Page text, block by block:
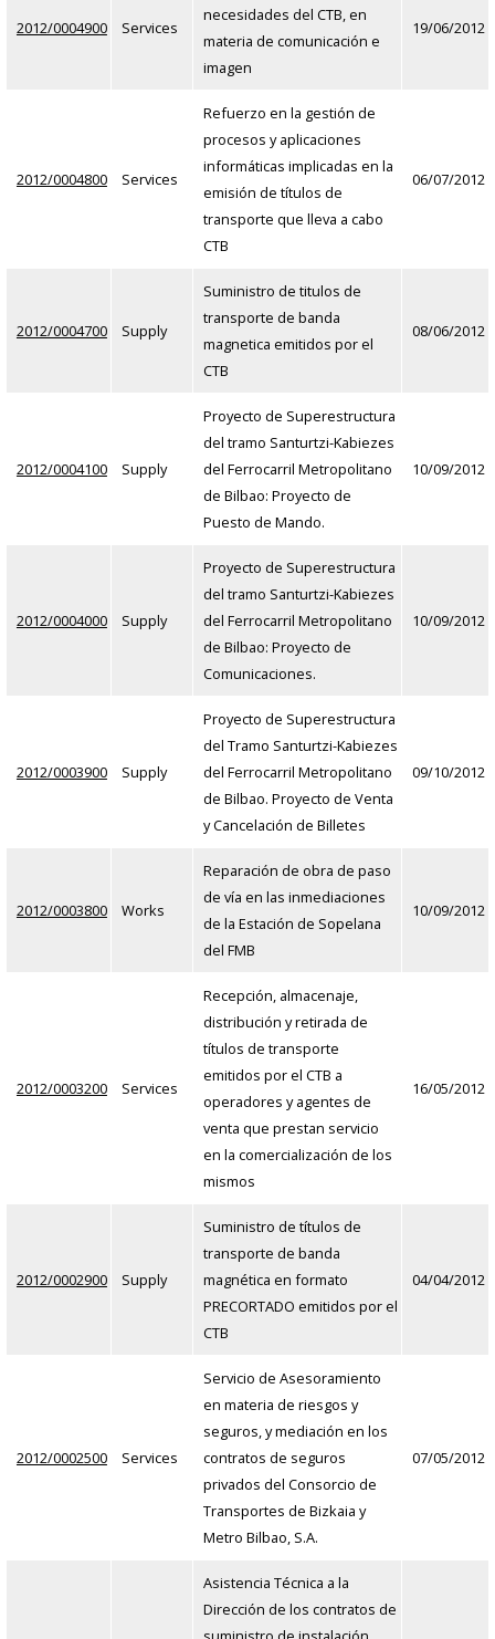
2012/0004900 Services
necesidades del CTB, en
materia de comunicación e
imagen
19/06/2012
2012/0004800 Services
Refuerzo en la gestión de
procesos y aplicaciones
informáticas implicadas en la
emisión de títulos de
transporte que lleva a cabo
CTB
06/07/2012
2012/0004700 Supply
Suministro de titulos de
transporte de banda
magnetica emitidos por el
CTB
08/06/2012
2012/0004100 Supply
Proyecto de Superestructura
del tramo Santurtzi-Kabiezes
del Ferrocarril Metropolitano
de Bilbao: Proyecto de
Puesto de Mando.
10/09/2012
2012/0004000 Supply
Proyecto de Superestructura
del tramo Santurtzi-Kabiezes
del Ferrocarril Metropolitano
de Bilbao: Proyecto de
Comunicaciones.
10/09/2012
2012/0003900 Supply
Proyecto de Superestructura
del Tramo Santurtzi-Kabiezes
del Ferrocarril Metropolitano
de Bilbao. Proyecto de Venta
y Cancelación de Billetes
09/10/2012
2012/0003800 Works
Reparación de obra de paso
de vía en las inmediaciones
de la Estación de Sopelana
del FMB
10/09/2012
2012/0003200 Services
Recepción, almacenaje,
distribución y retirada de
títulos de transporte
emitidos por el CTB a
operadores y agentes de
venta que prestan servicio
en la comercialización de los
mismos
16/05/2012
2012/0002900 Supply
Suministro de títulos de
transporte de banda
magnética en formato
PRECORTADO emitidos por el
CTB
04/04/2012
2012/0002500 Services
Servicio de Asesoramiento
en materia de riesgos y
seguros, y mediación en los
contratos de seguros
privados del Consorcio de
Transportes de Bizkaia y
Metro Bilbao, S.A.
07/05/2012
Asistencia Técnica a la
Dirección de los contratos de